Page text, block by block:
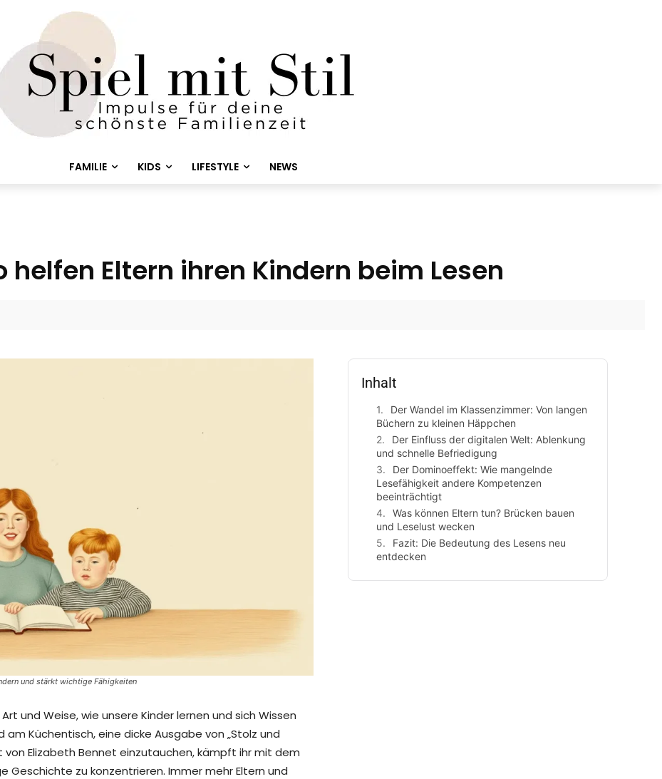
FAMILIE KIDS LIFESTYLE NEWS
helfen Eltern ihren Kindern beim Lesen
und stärkt wichtige Fähigkeiten
und Weise, wie unsere Kinder lernen und sich Wissen
Küchentisch, eine dicke Ausgabe von „Stolz und
Elizabeth Bennet einzutauchen, kämpft ihr mit dem
Geschichte zu konzentrieren. Immer mehr Eltern und
Inhalt
Der Wandel im Klassenzimmer: Von langen
Büchern zu kleinen Häppchen
Der Einfluss der digitalen Welt: Ablenkung
und schnelle Befriedigung
Der Dominoeffekt: Wie mangelnde
Lesefähigkeit andere Kompetenzen
beeinträchtigt
Was können Eltern tun? Brücken bauen
und Leselust wecken
Fazit: Die Bedeutung des Lesens neu
entdecken